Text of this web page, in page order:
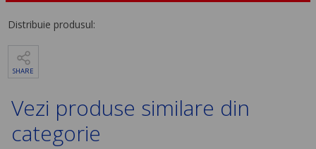
Distribuie produsul:
SHARE
Vezi produse similare din
categorie